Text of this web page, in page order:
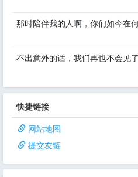
那时陪伴我的人啊，你们如今在何
不出意外的话，我们再也不会见
快捷链接
网站地图
提交友链